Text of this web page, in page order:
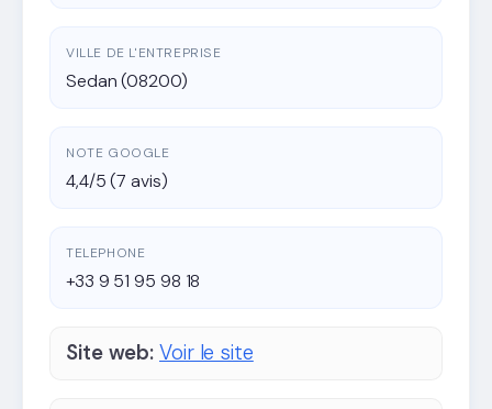
VILLE DE L'ENTREPRISE
Sedan (08200)
NOTE GOOGLE
4,4/5 (7 avis)
TELEPHONE
+33 9 51 95 98 18
Site web: Voir le site